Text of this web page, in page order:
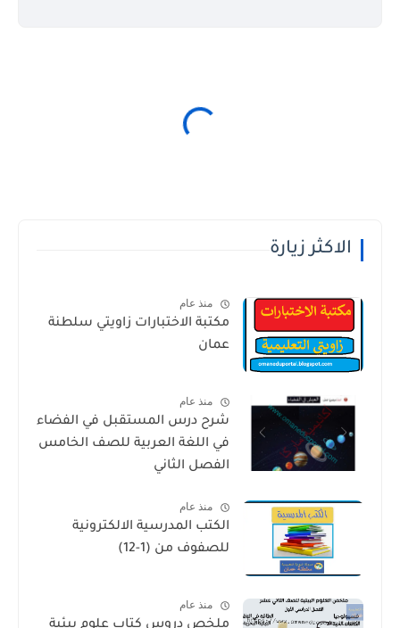
الاكثر زيارة
منذ عام
مكتبة الاختبارات زاويتي سلطنة
عمان
منذ عام
شرح درس المستقبل في الفضاء
في اللغة العربية للصف الخامس
الفصل الثاني
منذ عام
الكتب المدرسية الالكترونية
للصفوف من (1-12)
منذ عام